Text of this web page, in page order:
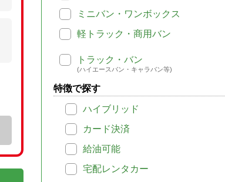
ミニバン・ワンボックス
軽トラック・商用バン
トラック・バン
(ハイエースバン・キャラバン等)
特徴で探す
ハイブリッド
カード決済
給油可能
宅配レンタカー